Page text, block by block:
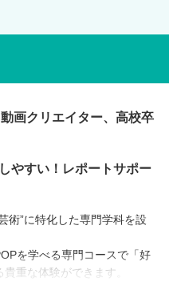
画クリエイター、高校卒
やすい！レポートサポー
術”に特化した専門学科を設
を学べる専門コースで「好
重な体験ができます。